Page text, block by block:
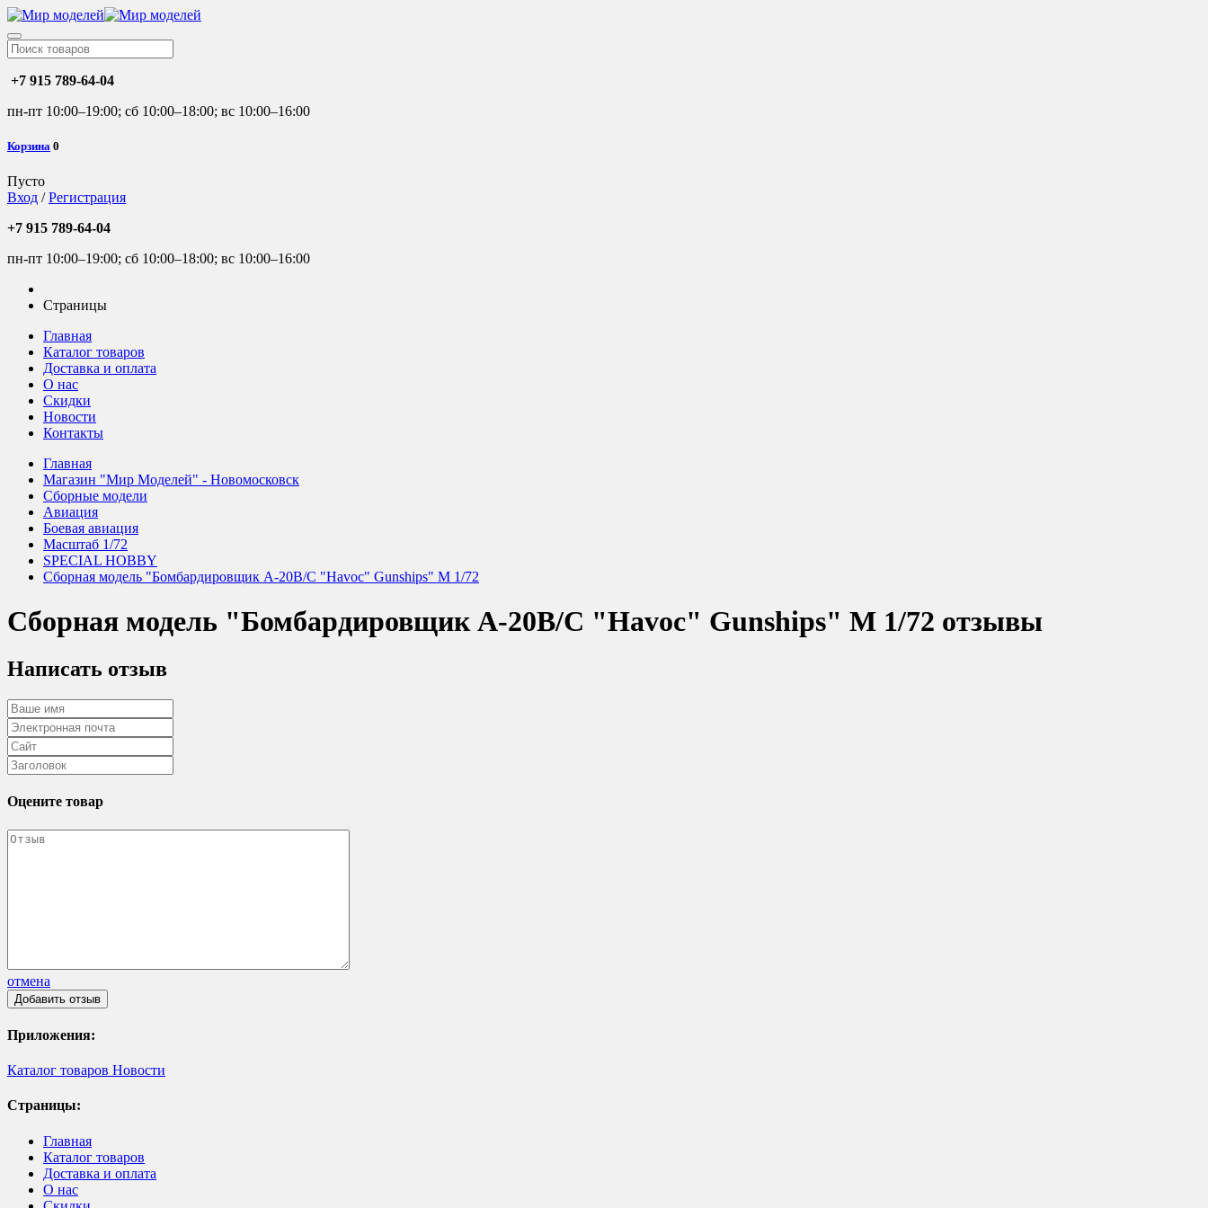
+7 915 789-64-04
пн-пт 10:00–19:00; сб 10:00–18:00; вс 10:00–16:00
Корзина 0
Пусто
Вход /Регистрация
+7 915 789-64-04
пн-пт 10:00–19:00; сб 10:00–18:00; вс 10:00–16:00
Страницы
Главная
Каталог товаров
Доставка и оплата
О нас
Скидки
Новости
Контакты
Главная
Магазин "Мир Моделей" - Новомосковск
Сборные модели
Авиация
Боевая авиация
Масштаб 1/72
SPECIAL HOBBY
Сборная модель "Бомбардировщик A-20B/C "Havoc" Gunships" М 1/72
Сборная модель "Бомбардировщик A-20B/C "Havoc" Gunships" М 1/72 отзывы
Написать отзыв
Оцените товар
отмена
Приложения:
Каталог товаров Новости
Страницы:
Главная
Каталог товаров
Доставка и оплата
О нас